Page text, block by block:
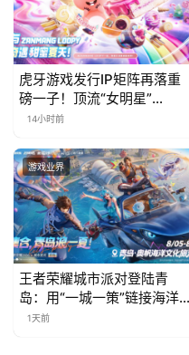
虎牙游戏发行IP矩阵再落重
磅一子！顶流“女明星”
ZANMANG LOOPY 正版3D
曝光
14小时前
游戏业界
王者荣耀城市派对登陆青
岛：用“一城一策”链接海洋
场景，以双向奔赴带动夏日
1天前